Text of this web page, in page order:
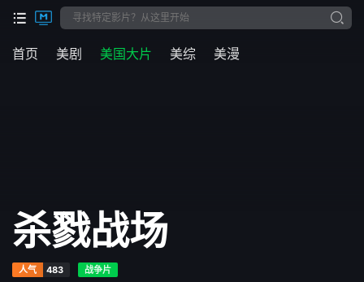
首页 美剧 美国大片 美综 美漫
杀戮战场
人气 483 战争片